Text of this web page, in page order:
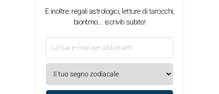
E inoltre: regali astrologici, letture di tarocchi,
bioritmo... iscriviti subito!